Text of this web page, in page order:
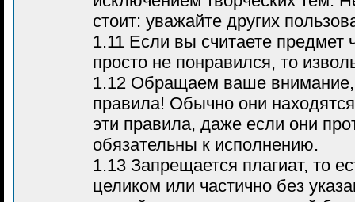
стоит: уважайте других
1.11 Если вы считаете предмет
просто не понравился, то
1.12 Обращаем ваше внимание,
правила! Обычно они
эти правила, даже если они
обязательны к исполнению.
1.13 Запрещается плагиат, то
целиком или частично без